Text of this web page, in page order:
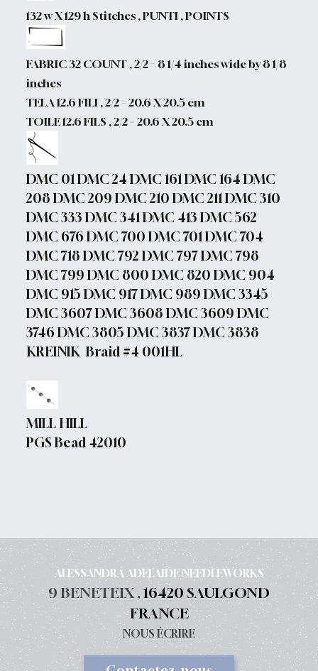
132 w X 129 h Stitches , PUNTI , POINTS
FABRIC 32 COUNT , 2/2 = 8 1/4 inches wide by 8 1/8
inches
TELA 12.6 FILI , 2/2 = 20.6 X 20.5 cm
TOILE 12.6 FILS , 2/2 = 20.6 X 20.5 cm
DMC 01 DMC 24 DMC 161 DMC 164 DMC
208 DMC 209 DMC 210 DMC 211 DMC 310
DMC 333 DMC 341 DMC 413 DMC 562
DMC 676 DMC 700 DMC 701 DMC 704
DMC 718 DMC 792 DMC 797 DMC 798
DMC 799 DMC 800 DMC 820 DMC 904
DMC 915 DMC 917 DMC 989 DMC 3345
DMC 3607 DMC 3608 DMC 3609 DMC
3746 DMC 3805 DMC 3837 DMC 3838
KREINIK Braid #4 001HL
MILL HILL
PGS Bead 42010
ALESSANDRA ADELAIDE NEEDLEWORKS
9 BENETEIX ,16420 SAULGOND
FRANCE
NOUS ÉCRIRE